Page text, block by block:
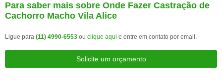
Para saber mais sobre Onde Fazer Castração de
Cachorro Macho Vila Alice
Ligue para (11) 4990-6553 ou clique aqui e entre em contato por email.
Solicite um orçamento